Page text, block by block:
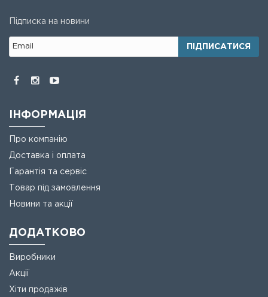
Підписка на новини
ПІДПИСАТИСЯ
ІНФОРМАЦІЯ
Про компанію
Доставка і оплата
Гарантія та сервіс
Товар під замовлення
Новини та акції
ДОДАТКОВО
Виробники
Акції
Хіти продажів